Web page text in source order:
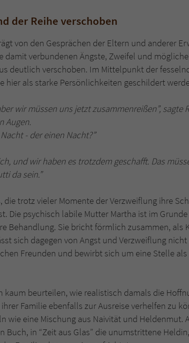
der Reihe verschoben
von den Gesprächen der Eltern und anderer
verbundenen Ängste, Zweifel und
deutlich verschoben. Im Mittelpunkt der
hier als starke Persönlichkeiten geschildert
wir müssen uns jetzt zusammenreißen”, sagte
Augen.
- der einen Nacht?”
und wir haben es trotzdem geschafft. Das
da sein.”
die trotz vieler Momente der Verzweiflung ihre
Die psychisch labile Mutter Martha ist im
Behandlung. Sie bricht förmlich zusammen, als
sich dagegen von Angst und Verzweiflung
Freunden und bewirbt sich um eine Stelle
kaum beurteilen, wie realistisch damals die
Familie ebenfalls zur Ausreise verhelfen zu
wie eine Mischung aus Naivität und Heldenmut.
Buch, in “Zeit aus Glas” die unumstrittene